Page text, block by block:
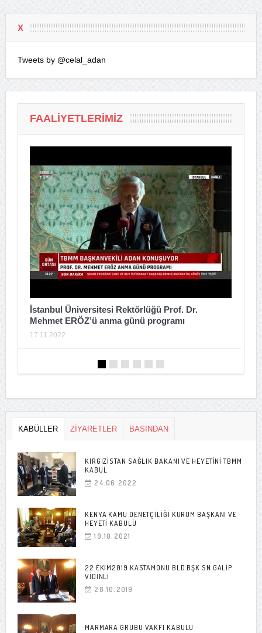
X
Tweets by @celal_adan
FAALIYETLERIMIZ
Basın Açıklaması
16.11.2022
KABÜLLER ZİYARETLER BASINDAN
KIRGIZISTAN SAĞLIK BAKANI VE HEYETINI TBMM
KABUL
24.06.2022
KENYA KAMU DENETÇILIĞI KURUM BAŞKANI VE
HEYETI KABULÜ
19.10.2021
22 EKIM2019 KASTAMONU BLD BŞK SN GALIP
VIDINLI
28.10.2019
MARMARA GRUBU VAKFI KABULU